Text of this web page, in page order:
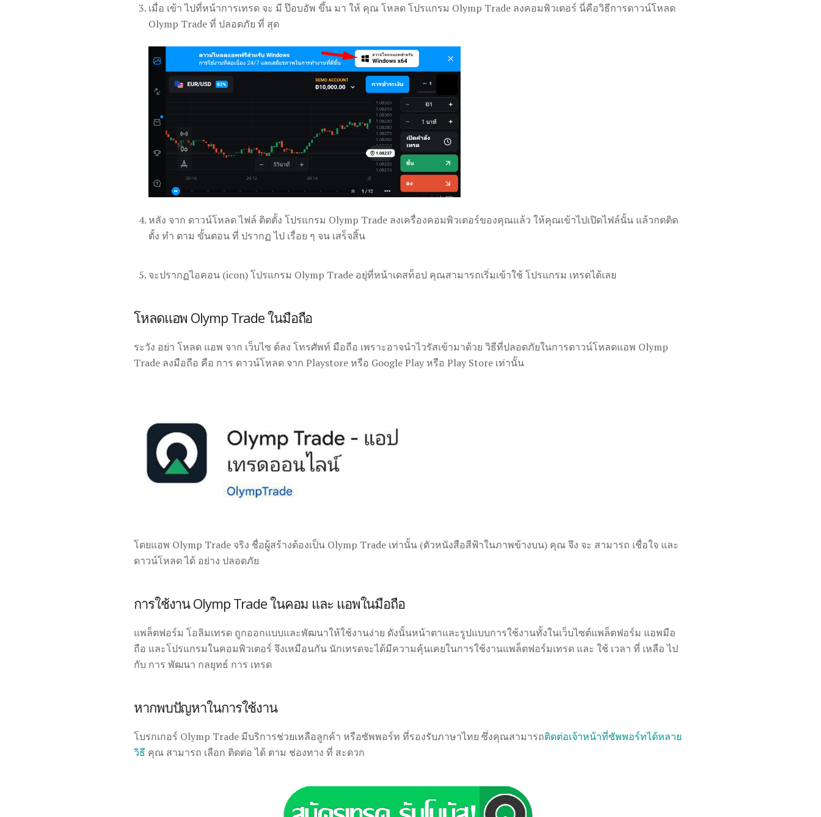
เมื่อ เข้า ไปที่หน้าการเทรด จะ มี ป๊อบอัพ ขึ้น มา ให้ คุณ โหลด โปรแกรม Olymp Trade ลงคอมพิวเตอร์ นี่คือวิธีการดาวน์โหลด
Olymp Trade ที่ ปลอดภัย ที่ สุด
หลัง จาก ดาวน์โหลด ไฟล์ ติดตั้ง โปรแกรม Olymp Trade ลงเครื่องคอมพิวเตอร์ของคุณแล้ว ให้คุณเข้าไปเปิดไฟล์นั้น แล้วกดติด
ตั้ง ทำ ตาม ขั้นตอน ที่ ปรากฏ ไป เรื่อย ๆ จน เสร็จสิ้น
จะปรากฏไอคอน (icon) โปรแกรม Olymp Trade อยุ่ที่หน้าเดสท็อป คุณสามารถเริ่มเข้าใช้ โปรแกรม เทรดได้เลย
โหลดแอพ Olymp Trade ในมือถือ
ระวัง อย่า โหลด แอพ จาก เว็บไซ ต์ลง โทรศัพท์ มือถือ เพราะอาจนำไวรัสเข้ามาด้วย วิธีที่ปลอดภัยในการดาวน์โหลดแอพ Olymp
Trade ลงมือถือ คือ การ ดาวน์โหลด จาก Playstore หรือ Google Play หรือ Play Store เท่านั้น
โดยแอพ Olymp Trade จริง ชื่อผู้สร้างต้องเป็น Olymp Trade เท่านั้น (ตัวหนังสือสีฟ้าในภาพข้างบน) คุณ จึง จะ สามารถ เชื่อใจ และ
ดาวน์โหลด ได้ อย่าง ปลอดภัย
การใช้งาน Olymp Trade ในคอม และ แอพในมือถือ
แพล็ตฟอร์ม โอลิมเทรด ถูกออกแบบและพัฒนาให้ใช้งานง่าย ดังนั้นหน้าตาและรูปแบบการใช้งานทั้งในเว็บไซต์แพล็ตฟอร์ม แอพมือ
ถือ และโปรแกรมในคอมพิวเตอร์ จึงเหมือนกัน นักเทรดจะได้มีความคุ้นเคยในการใช้งานแพล็ตฟอร์มเทรด และ ใช้ เวลา ที่ เหลือ ไป
กับ การ พัฒนา กลยุทธ์ การ เทรด
หากพบปัญหาในการใช้งาน
โบรกเกอร์ Olymp Trade มีบริการช่วยเหลือลูกค้า หรือซัพพอร์ท ที่รองรับภาษาไทย ซึ่งคุณสามารถติดต่อเจ้าหน้าที่ซัพพอร์ทได้หลาย
วิธี คุณ สามารถ เลือก ติดต่อ ได้ ตาม ช่องทาง ที่ สะดวก